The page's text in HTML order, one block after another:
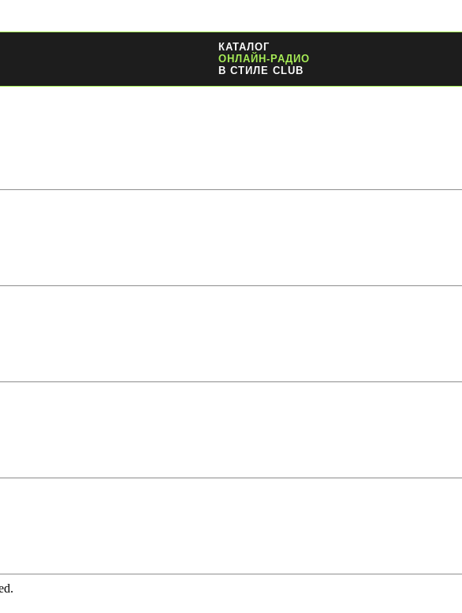
КАТАЛОГ
ОНЛАЙН-РАДИО
В СТИЛЕ CLUB